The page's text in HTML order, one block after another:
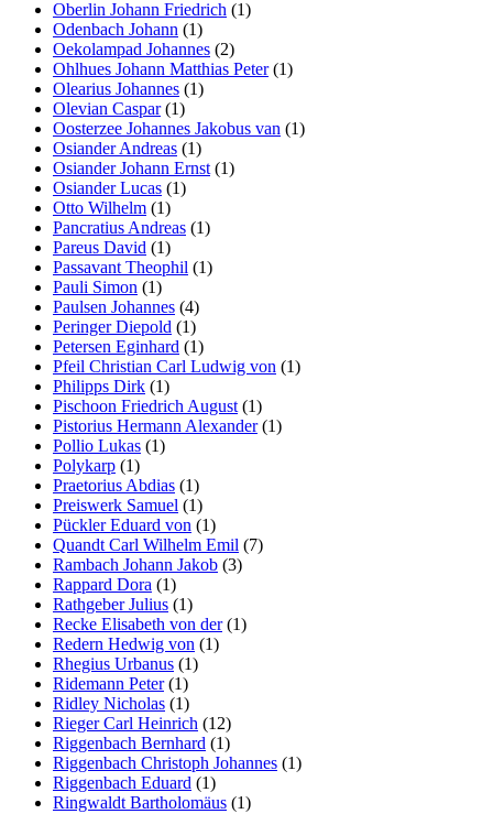
Oberlin Johann Friedrich (1)
Odenbach Johann (1)
Oekolampad Johannes (2)
Ohlhues Johann Matthias Peter(1)
Olearius Johannes (1)
Olevian Caspar(1)
Oosterzee Johannes Jakobus van (1)
Osiander Andreas (1)
Osiander Johann Ernst (1)
Osiander Lucas (1)
Otto Wilhelm (1)
Pancratius Andreas (1)
Pareus David (1)
Passavant Theophil (1)
Pauli Simon (1)
Paulsen Johannes (4)
Peringer Diepold (1)
Petersen Eginhard (1)
Pfeil Christian Carl Ludwig von (1)
Philipps Dirk (1)
Pischoon Friedrich August (1)
Pistorius Hermann Alexander(1)
Pollio Lukas (1)
Polykarp (1)
Praetorius Abdias (1)
Preiswerk Samuel (1)
Pückler Eduard von (1)
Quandt Carl Wilhelm Emil (7)
Rambach Johann Jakob (3)
Rappard Dora (1)
Rathgeber Julius (1)
Recke Elisabeth von der(1)
Redern Hedwig von (1)
Rhegius Urbanus (1)
Ridemann Peter(1)
Ridley Nicholas (1)
Rieger Carl Heinrich (12)
Riggenbach Bernhard (1)
Riggenbach Christoph Johannes (1)
Riggenbach Eduard (1)
Ringwaldt Bartholomäus (1)